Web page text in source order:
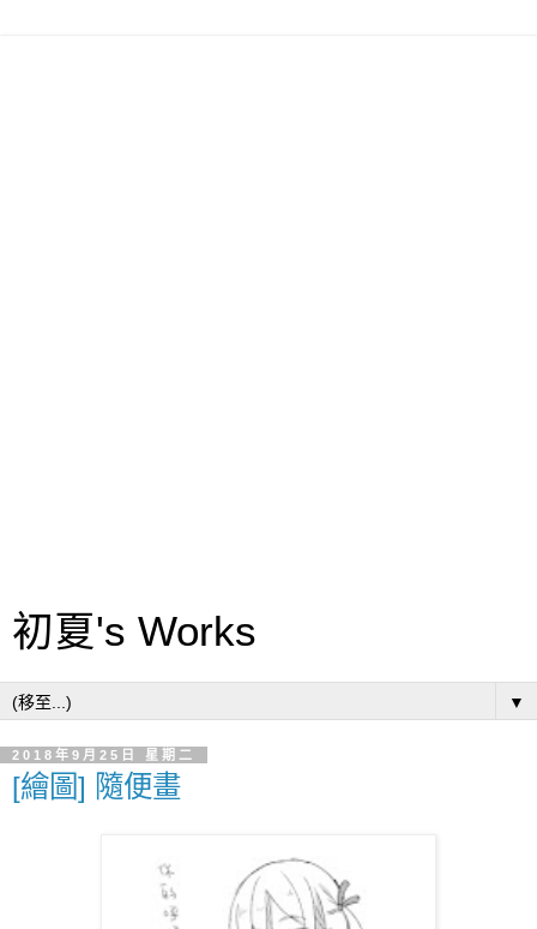
初夏's Works
▼
2018年9月25日 星期二
[繪圖] 隨便畫